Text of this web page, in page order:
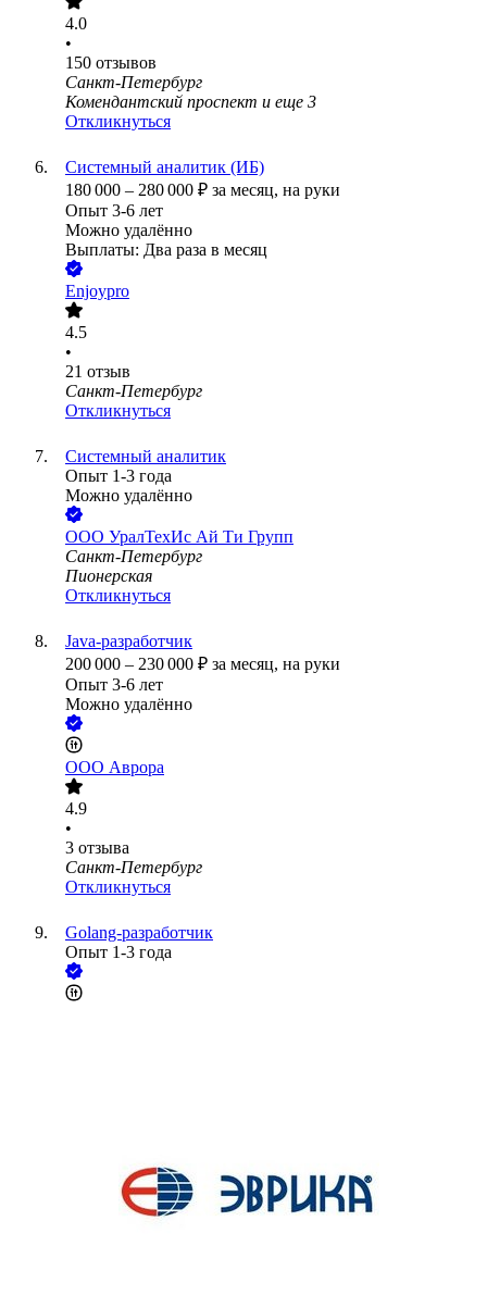
4.0
•
150 отзывов
Санкт-Петербург
Комендантский проспект и еще 3
Откликнуться
Системный аналитик (ИБ)
180 000 – 280 000 ₽ за месяц, на руки
Опыт 3-6 лет
Можно удалённо
Выплаты: Два раза в месяц
Enjoypro
4.5
•
21 отзыв
Санкт-Петербург
Откликнуться
Системный аналитик
Опыт 1-3 года
Можно удалённо
ООО УралТехИс Ай Ти Групп
Санкт-Петербург
Пионерская
Откликнуться
Java-разработчик
200 000 – 230 000 ₽ за месяц, на руки
Опыт 3-6 лет
Можно удалённо
ООО Аврора
4.9
•
3 отзыва
Санкт-Петербург
Откликнуться
Golang-разработчик
Опыт 1-3 года